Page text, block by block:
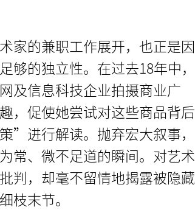
家的兼职工作展开，也正是因
的独立性。在过去18年中，
及信息科技企业拍摄商业广
，促使她尝试对这些商品背后
”进行解读。抛弃宏大叙事，
常、微不足道的瞬间。对艺术
判，却毫不留情地揭露被隐藏
枝末节。